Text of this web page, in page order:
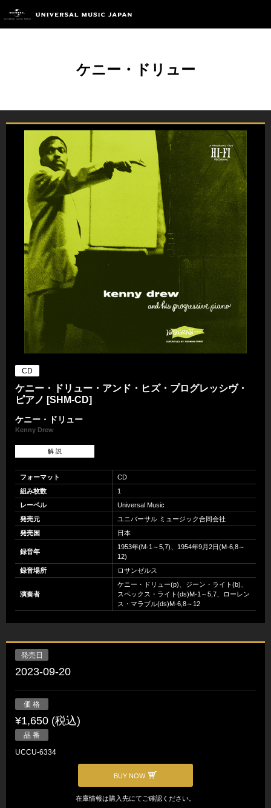
ケニー・ドリュー
CD
ケニー・ドリュー・アンド・ヒズ・プログレッシヴ・
ピアノ [SHM-CD]
ケニー・ドリュー
Kenny Drew
解 説
フォーマット
CD
組み枚数
1
レーベル
Universal Music
発売元
ユニバーサル ミュージック合同会社
発売国
日本
録音年
1953年(M-1～5,7)、1954年9月2日(M-6,8～
12)
録音場所
ロサンゼルス
演奏者
ケニー・ドリュー(p)、ジーン・ライト(b)、
スペックス・ライト(ds)M-1～5,7、ローレン
ス・マラブル(ds)M-6,8～12
発売日
2023-09-20
価 格
¥1,650 (税込)
品 番
UCCU-6334
BUY NOW
在庫情報は購入先にてご確認ください。